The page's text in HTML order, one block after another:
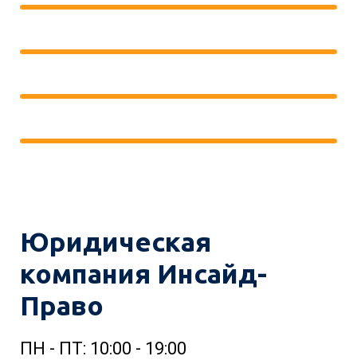
Юридическая
компания Инсайд-
Право
ПН - ПТ: 10:00 - 19:00